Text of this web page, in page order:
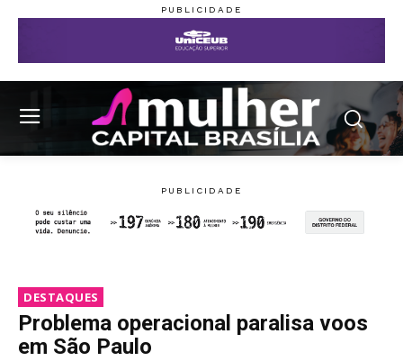
DESTAQUES
Problema operacional paralisa voos
em São Paulo